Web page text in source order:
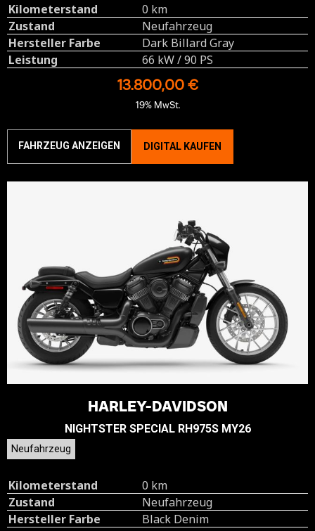
Kilometerstand
0 km
Zustand
Neufahrzeug
Hersteller Farbe
Dark Billard Gray
Leistung
66 kW / 90 PS
13.800,00 €
19% MwSt.
FAHRZEUG ANZEIGEN DIGITAL KAUFEN
HARLEY-DAVIDSON
NIGHTSTER SPECIAL RH975S MY26
Neufahrzeug
Kilometerstand
0 km
Zustand
Neufahrzeug
Hersteller Farbe
Black Denim